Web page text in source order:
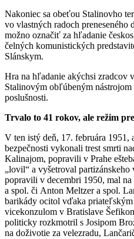
Nakoniec sa obeťou Stalinovho
vo vlastných radoch preneseného
možno označiť za hľadanie
čelných komunistických
Slánskym.
Hra na hľadanie akýchsi zradcov
Stalinovým obľúbeným
poslušnosti.
Trvalo to 41 rokov, ale režim
V ten istý deň, 17. februára 1951,
bezpečnosti vykonali trest smrti
Kalinajom, popravili v Prahe
„lovil“ a vyšetroval
popravili v decembri 1950, mal
a spol. či Anton Meltzer a spol.
barikády ocitol vďaka
vicekonzulom v Bratislave
politicky rozkmotril s Josipom
na doživotie za velezradu,